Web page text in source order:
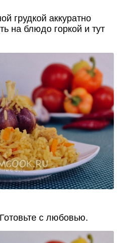
грудкой аккуратно
на блюдо горкой и тут
с любовью.